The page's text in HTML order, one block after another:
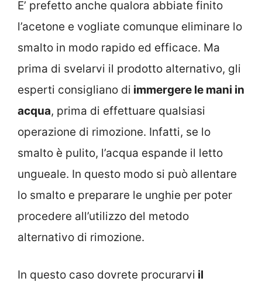
E’ prefetto anche qualora abbiate finito
l’acetone e vogliate comunque eliminare lo
smalto in modo rapido ed efficace. Ma
prima di svelarvi il prodotto alternativo, gli
esperti consigliano di immergere le mani in
acqua, prima di effettuare qualsiasi
operazione di rimozione. Infatti, se lo
smalto è pulito, l’acqua espande il letto
ungueale. In questo modo si può allentare
lo smalto e preparare le unghie per poter
procedere all’utilizzo del metodo
alternativo di rimozione.
In questo caso dovrete procurarvi il